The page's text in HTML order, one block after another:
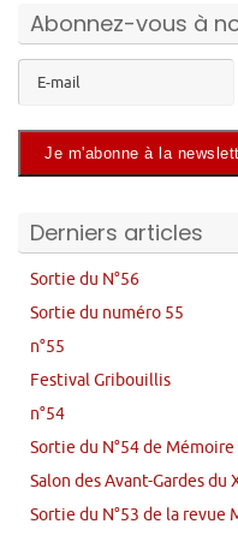
Abonnez-vous à
Derniers articles
Sortie du N°56
Sortie du numéro 55
n°55
Festival Gribouillis
n°54
Sortie du N°54 de Mémoire
Salon des Avant-Gardes du
Sortie du N°53 de la revue